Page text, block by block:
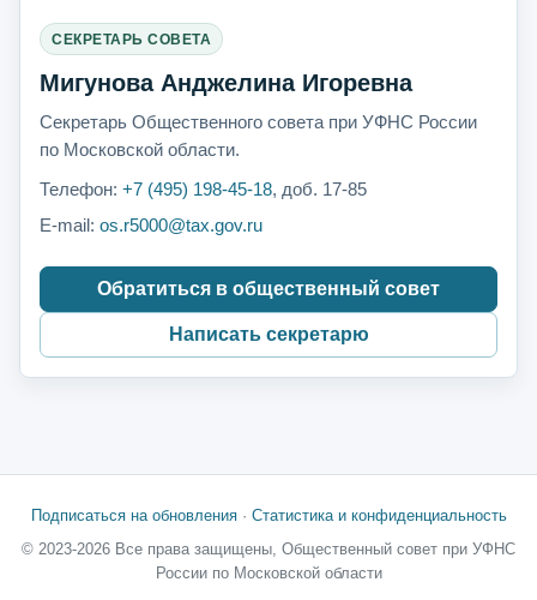
СЕКРЕТАРЬ СОВЕТА
Мигунова Анджелина Игоревна
Секретарь Общественного совета при УФНС России
по Московской области.
Телефон: +7 (495) 198-45-18, доб. 17-85
E-mail: os.r5000@tax.gov.ru
Обратиться в общественный совет
Написать секретарю
Подписаться на обновления· Статистика и конфиденциальность
© 2023-2026 Все права защищены, Общественный совет при УФНС
России по Московской области